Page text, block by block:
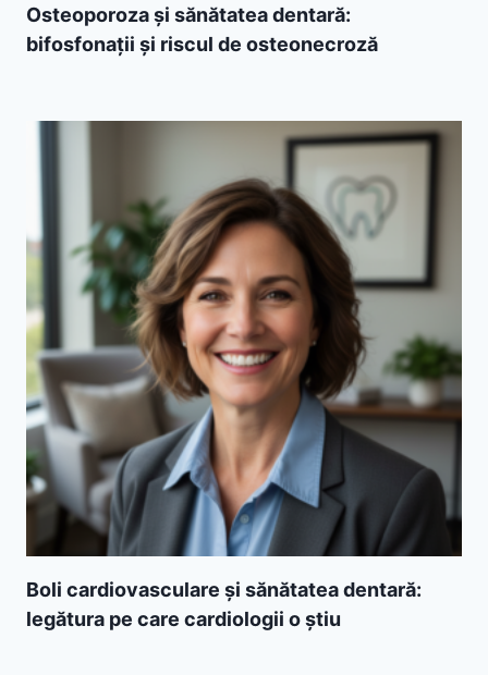
Osteoporoza și sănătatea dentară:
bifosfonații și riscul de osteonecroză
Boli cardiovasculare și sănătatea dentară:
legătura pe care cardiologii o știu